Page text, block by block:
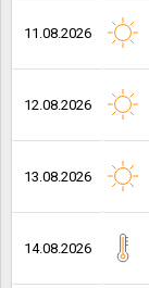
11.08.2026
12.08.2026
13.08.2026
14.08.2026